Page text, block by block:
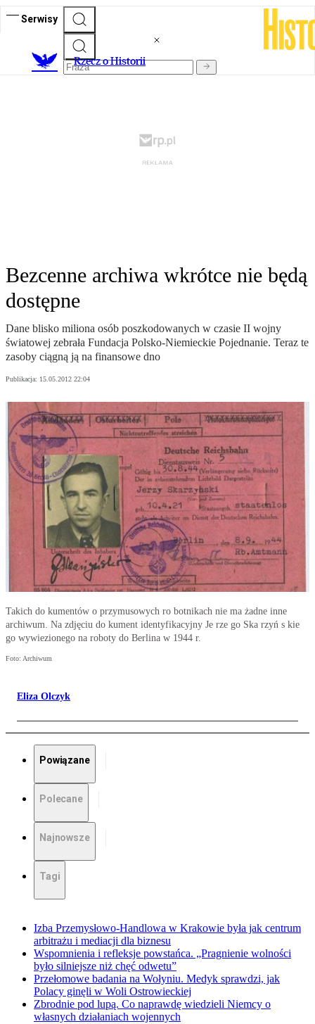
Serwisy
Rzecz o Historii
Bezcenne archiwa wkrótce nie będą
dostępne
Dane blisko miliona osób poszkodowanych w czasie II wojny
światowej zebrała Fundacja Polsko-Niemieckie Pojednanie. Teraz te
zasoby ciągną ją na finansowe dno
Publikacja: 15.05.2012 22:04
Takich do kumentów o przymusowych ro botnikach nie ma żadne inne
archiwum. Na zdjęciu do kument identyfikacyjny Je rze go Ska rzyń s kie
go wywiezionego na roboty do Berlina w 1944 r.
Foto: Archiwum
Eliza Olczyk
Powiązane
Polecane
Najnowsze
Tagi
Izba Przemysłowo-Handlowa w Krakowie była jak centrum
arbitrażu i mediacji dla biznesu
Wspomnienia i refleksje powstańca. „Pragnienie wolności
było silniejsze niż chęć odwetu”
Przełomowe badania na Wołyniu. Medyk sprawdzi, jak
Polacy ginęli w Woli Ostrowieckiej
Zbrodnie pod lupą. Co naprawdę wiedzieli Niemcy o
własnych działaniach wojennych